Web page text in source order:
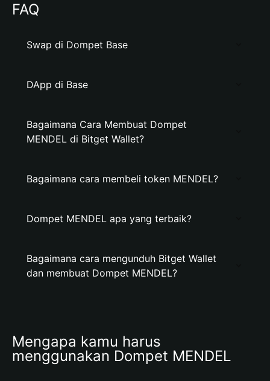
FAQ
Swap di Dompet Base
DApp di Base
Bagaimana Cara Membuat Dompet
MENDEL di Bitget Wallet?
Bagaimana cara membeli token MENDEL?
Dompet MENDEL apa yang terbaik?
Bagaimana cara mengunduh Bitget Wallet
dan membuat Dompet MENDEL?
Mengapa kamu harus
menggunakan Dompet MENDEL